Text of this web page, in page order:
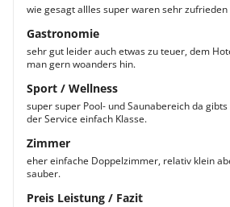
wie gesagt allles super waren sehr zufrieden
Gastronomie
sehr gut leider auch etwas zu teuer, dem
man gern woanders hin.
Sport / Wellness
super super Pool- und Saunabereich da
der Service einfach Klasse.
Zimmer
eher einfache Doppelzimmer, relativ klein
sauber.
Preis Leistung / Fazit